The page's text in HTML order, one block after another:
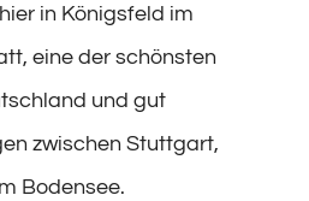
in Königsfeld im
eine der schönsten
und gut
zwischen Stuttgart,
Bodensee.